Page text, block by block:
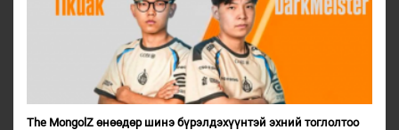
The MongolZ өнөөдөр шинэ бүрэлдэхүүнтэй эхний тоглолтоо